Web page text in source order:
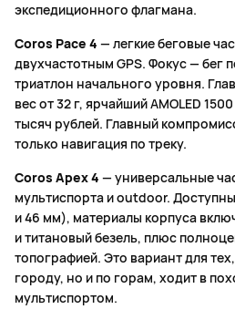
экспедиционного флагмана.
Coros Pace 4 — легкие беговые
двухчастотным GPS. Фокус — бег
триатлон начального уровня.
вес от 32 г, ярчайший AMOLED
тысяч рублей. Главный
только навигация по треку.
Coros Apex 4 — универсальные
мультиспорта и outdoor.
и 46 мм), материалы корпуса
и титановый безель, плюс
топографией. Это вариант для
городу, но и по горам, ходит в
мультиспортом.